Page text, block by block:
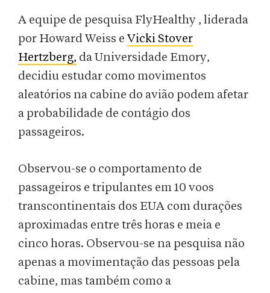
A equipe de pesquisa FlyHealthy , liderada
por Howard Weiss e Vicki Stover
Hertzberg, da Universidade Emory,
decidiu estudar como movimentos
aleatórios na cabine do avião podem afetar
a probabilidade de contágio dos
passageiros.
Observou-se o comportamento de
passageiros e tripulantes em 10 voos
transcontinentais dos EUA com durações
aproximadas entre três horas e meia e
cinco horas. Observou-se na pesquisa não
apenas a movimentação das pessoas pela
cabine, mas também como a